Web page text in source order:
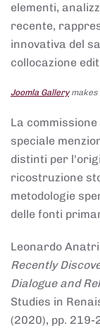
elementi,
recente,
innovativa del
collocazione
Joomla Gallerymakes
La
speciale
distinti per
ricostruzione
metodologie
delle fonti
Leonardo
Recently
Dialogue and
Studies in
(2020), pp. 219-